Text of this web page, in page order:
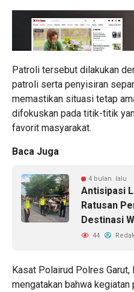
Patroli tersebut dilakukan
patroli serta penyisiran
memastikan situasi tetap
difokuskan pada titik-titik
favorit masyarakat.
Baca Juga
4 bulan lalu
Antisipasi
Ratusan
Destinasi
44
Kasat Polairud Polres Garut,
mengatakan bahwa